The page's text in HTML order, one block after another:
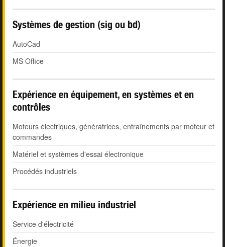
Systèmes de gestion (sig ou bd)
AutoCad
MS Office
Expérience en équipement, en systèmes et en
contrôles
Moteurs électriques, génératrices, entraînements par moteur et
commandes
Matériel et systèmes d'essai électronique
Procédés industriels
Expérience en milieu industriel
Service d'électricité
Énergie